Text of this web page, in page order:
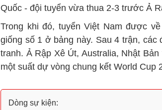
Quốc - đội tuyển vừa thua 2-3 trước Ả
Trong khi đó, tuyển Việt Nam được
giống số 1 ở bảng này. Sau 4 trận, các
tranh. Ả Rập Xê Út, Australia, Nhật
một suất dự vòng chung kết World Cup
Dòng sự kiện: